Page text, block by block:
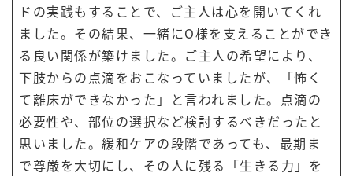
ドの実践もすることで、ご主人は心を開いてくれ
ました。その結果、一緒にO様を支えることができ
る良い関係が築けました。ご主人の希望により、
下肢からの点滴をおこなっていましたが、「怖く
て離床ができなかった」と言われました。点滴の
必要性や、部位の選択など検討するべきだったと
思いました。緩和ケアの段階であっても、最期ま
で尊厳を大切にし、その人に残る「生きる力」を